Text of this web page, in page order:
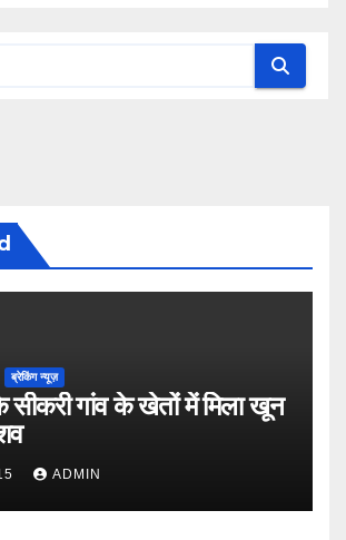
ब्रेकिंग न्यूज़
गांव के खेतों में मिला खून
ADMIN